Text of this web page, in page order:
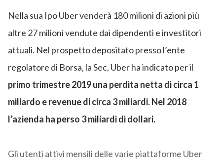
Nella sua Ipo Uber venderà 180 milioni di azioni più
altre 27 milioni vendute dai dipendenti e investitori
attuali. Nel prospetto depositato presso l’ente
regolatore di Borsa, la Sec, Uber ha indicato per il
primo trimestre 2019 una perdita netta di circa 1
miliardo e revenue di circa 3 miliardi. Nel 2018
l’azienda ha perso 3 miliardi di dollari.
Gli utenti attivi mensili delle varie piattaforme Uber